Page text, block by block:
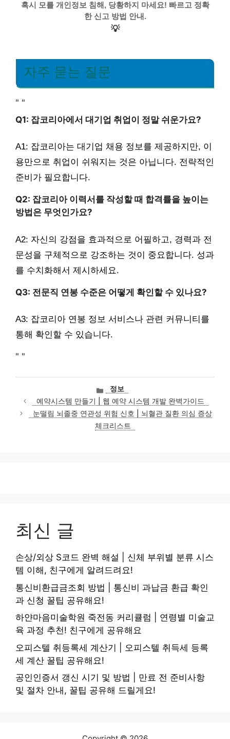
혹시 모를 개인정보 침해, 당황하지 마세요! 빠르고 정확
한 신고 방법 안내.
💡
자주 묻는 질문
" "
Q1: 잡코리아에서 대기업 취업이 정말 쉬운가요?
A1: 잡코리아는 대기업 채용 정보를 제공하지만, 이
용만으로 취업이 쉬워지는 것은 아닙니다. 전략적인
준비가 필요합니다.
Q2: 잡코리아 이력서를 작성할 때 합격률을 높이는
방법은 무엇인가요?
A2: 자신의 강점을 효과적으로 어필하고, 경력과 전
문성을 구체적으로 강조하는 것이 중요합니다. 성과
를 수치화해서 제시하세요.
Q3: 전문직 연봉 수준은 어떻게 확인할 수 있나요?
A3: 잡코리아 연봉 정보 서비스나 관련 커뮤니티를
통해 확인할 수 있습니다.
" "
카
테
고
리
정보
예약시스템 만들기 | 웹 예약 시스템 개발 완벽가이드
눈떨림 뇌졸중 연관성 위험 신호 | 뇌혈관 질환 의심 증상
체크리스트
최신 글
손상/외상 S코드 완벽 해설 | 신체 부위별 분류 시스
템 이해, 친구에게 알려드려요!
통신비환급금조회 방법 | 통신비 과납금 환급 확인
과 신청 꿀팁 공유해요!
하얀마음미술학원 죽전동 커리큘럼 | 연령별 미술교
육 과정 추천! 친구에게 공유해요
오피스텔 취등록세 계산기 | 오피스텔 취득세 등록
세 계산 꿀팁 공유해요!
공인인증서 갱신 시기 및 방법 | 만료 전 준비사항
및 절차 안내, 꿀팁 공유해 드릴게요!